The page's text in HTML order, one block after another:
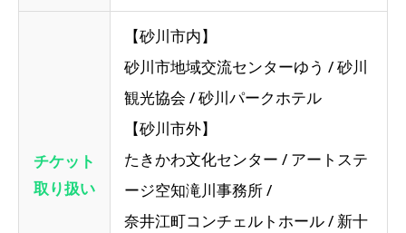
チケット
取り扱い
【砂川市内】
砂川市地域交流センターゆう / 砂川
観光協会 / 砂川パークホテル
【砂川市外】
たきかわ文化センター / アートステ
ージ空知滝川事務所 /
奈井江町コンチェルトホール / 新十